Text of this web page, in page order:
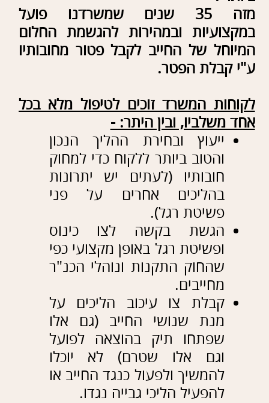
קבלת צו עיכוב הליכים על
מנת שנושי החייב (גם אלו
שפתחו תיק בהוצאה לפועל
וגם אלו שטרם) לא יוכלו
להמשיך ולפעול כנגד החייב או
להפעיל הליכי גבייה נגדו.
המוגשות כנגד החייב.
הכוונה וסיוע בהגשת הדו"חות
הדו-חודשיים שחייב צריך
להגיש במהלך ההליך.
ניהול משא ומתן עם המנהל
המיוחד/הנאמן בפשיטת רגל
(המייצג את הנושים מטעם
בית המשפט) על מנת לקבל
את תנאי הפטר הטובים ביותר
עבור הלקוח.
מאבק על הקטנת ריביות
שנצטברו בחובותיו של החייב
בהתאם לכללים שנקבעו בחוק
ובתקנות.
ייצוג (ליטיגציה) הולם בדיוניים
המחוזי.
מאבק על שמירת הרכוש
(לרבות דירת מגורים) של
החייב בהתאם לכללים
שנקבעו בפסיקה.
ליווי צמוד בכל
האירועים/משברים הקורים
במהלך התקופה ועד להפטר.